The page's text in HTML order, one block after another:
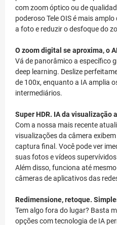
com zoom óptico ou de
poderoso Tele OIS é mais
a foto e reduzir o desfoque do
O zoom digital se aproxima, o
Vá de panorâmico a específico
deep learning. Deslize
de 100x, enquanto a IA amplia
intermediários.
Super HDR. IA da visualização
Com a nossa mais recente
visualizações da câmera
captura final. Você pode ver
suas fotos e vídeos
Além disso, funciona até
câmeras de aplicativos das
Redimensione, retoque.
Tem algo fora do lugar? Basta
opções com tecnologia de IA